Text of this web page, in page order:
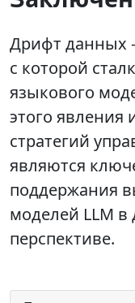
Дрифт данных
с которой
языкового
этого явления
стратегий
являются
поддержания
моделей LLM в
перспективе.